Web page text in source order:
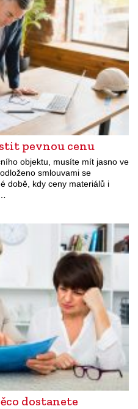
pevnou cenu
objektu, musíte mít jasno ve
smlouvami se
době, kdy ceny materiálů i
dostanete